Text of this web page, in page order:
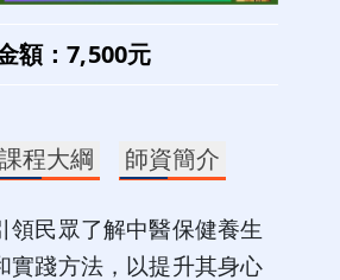
課程大綱 師資簡介
領民眾了解中醫保健養生
實踐方法，以提升其身心
額：7,500元